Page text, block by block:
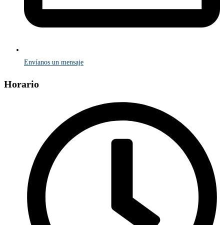
Envíanos un mensaje
Horario